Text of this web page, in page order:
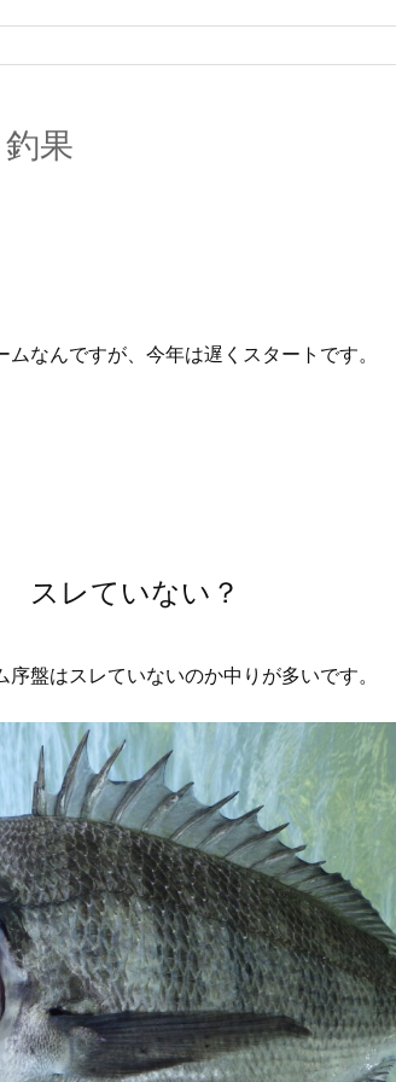
果
なんですが、今年は遅くスタートです。
スレていない？
盤はスレていないのか中りが多いです。